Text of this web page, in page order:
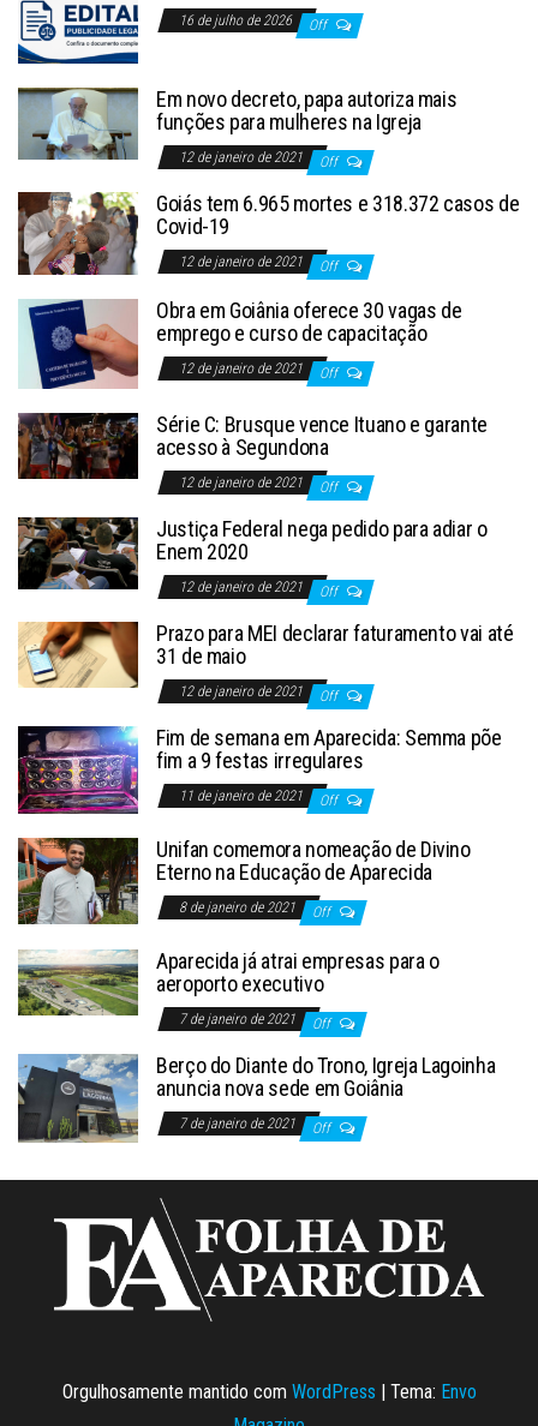
16 de julho de 2026 Off
Em novo decreto, papa autoriza mais
funções para mulheres na Igreja
12 de janeiro de 2021 Off
Goiás tem 6.965 mortes e 318.372 casos de
Covid-19
12 de janeiro de 2021 Off
Obra em Goiânia oferece 30 vagas de
emprego e curso de capacitação
12 de janeiro de 2021 Off
Série C: Brusque vence Ituano e garante
acesso à Segundona
12 de janeiro de 2021 Off
Justiça Federal nega pedido para adiar o
Enem 2020
12 de janeiro de 2021 Off
Prazo para MEI declarar faturamento vai até
31 de maio
12 de janeiro de 2021 Off
Fim de semana em Aparecida: Semma põe
fim a 9 festas irregulares
11 de janeiro de 2021 Off
Unifan comemora nomeação de Divino
Eterno na Educação de Aparecida
8 de janeiro de 2021 Off
Aparecida já atrai empresas para o
aeroporto executivo
7 de janeiro de 2021 Off
Berço do Diante do Trono, Igreja Lagoinha
anuncia nova sede em Goiânia
7 de janeiro de 2021 Off
Orgulhosamente mantido com WordPress | Tema: Envo